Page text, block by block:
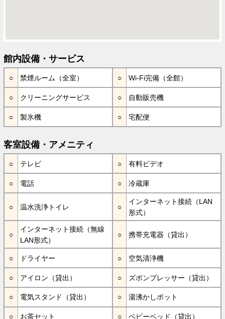
館内設備・サービス
禁煙ルーム（全室） Wi-Fi完備（全館）
クリーニングサービス 自動販売機
製氷機 宅配便
客室設備・アメニティ
テレビ 有料ビデオ
電話 冷蔵庫
温水洗浄トイレ
インターネット接続（LAN
形式）
インターネット接続（無線
LAN形式）
携帯充電器（貸出）
ドライヤー 空気清浄機
アイロン（貸出） ズボンプレッサー（貸出）
電気スタンド（貸出） 湯沸かしポット
お茶セット ベビーベッド（貸出）